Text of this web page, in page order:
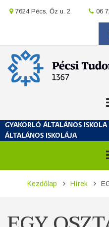
location
7624 Pécs, Őz u. 2. 06
GYAKORLÓ ÁLTALÁNOS
ÁLTALÁNOS ISKOLÁJA
Morzsa
Kezdőlap Hírek